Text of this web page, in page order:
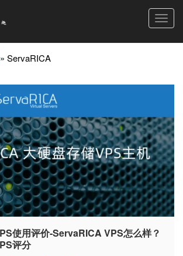
»ServaRICA
使用评价-ServaRICA VPS怎么样？
评分